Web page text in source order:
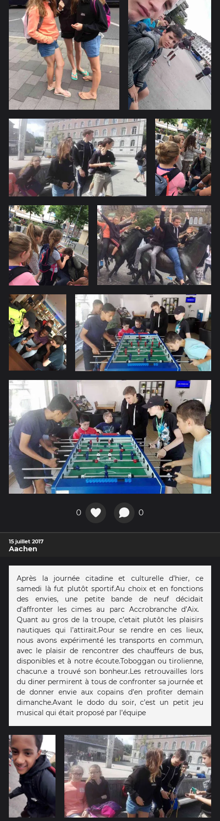
0 0
15 juillet 2017
Aachen
Après la journée citadine et culturelle d’hier, ce
samedi là fut plutôt sportif. Au choix et en fonctions
des envies, une petite bande de neuf décidait
d’affronter les cimes au parc Accrobranche d’Aix.
Quant au gros de la troupe, c’etait plutôt les plaisirs
nautiques qui l’attirait. Pour se rendre en ces lieux,
nous avons expérimenté les transports en commun,
avec le plaisir de rencontrer des chauffeurs de bus,
disponibles et à notre écoute. Toboggan ou tirolienne,
chacun.e a trouvé son bonheur. Les retrouvailles lors
du diner permirent à tous de confronter sa journée et
de donner envie aux copains d’en profiter demain
dimanche. Avant le dodo du soir, c’est un petit jeu
musical qui était proposé par l’équipe